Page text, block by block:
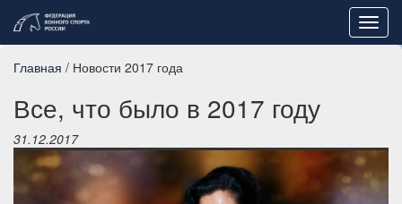
Главная / Новости 2017 года
Все, что было в 2017 году
31.12.2017